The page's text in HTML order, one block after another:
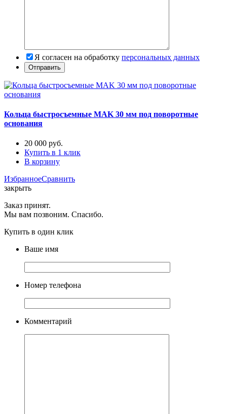
Я согласен на обработку персональных данных
Кольца быстросъемные MAK 30 мм под поворотные
основания
20 000 руб.
Купить в 1 клик
В корзину
ИзбранноеСравнить
закрыть
Заказ принят.
Мы вам позвоним. Спасибо.
Купить в один клик
Ваше имя
Номер телефона
Комментарий